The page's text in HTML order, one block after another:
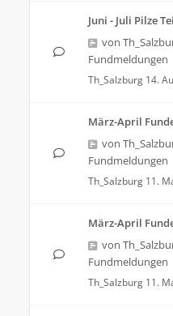
Juni - Juli Pilze
von
Fundmeldungen
Th_Salzburg 14.
März-April
von
Fundmeldungen
Th_Salzburg 11.
März-April
von
Fundmeldungen
Th_Salzburg 11.